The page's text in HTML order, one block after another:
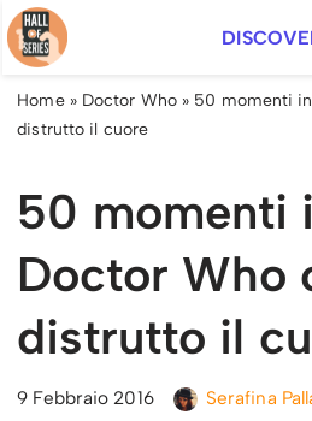
Vai
al
contenuto
Home» Doctor Who» 50 momenti
distrutto il cuore
50 momenti
Doctor Who
distrutto il
9 Febbraio 2016 Serafina